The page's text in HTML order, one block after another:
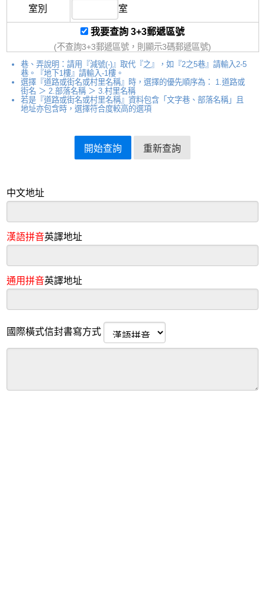
室別 室
我要查詢 3+3郵遞區號
(不查詢3+3郵遞區號，則顯示3碼郵遞區號)
巷、弄說明：請用『減號(-)』取代『之』，如『2之5巷』請輸入2-5
巷。『地下1樓』請輸入-1樓。
選擇『道路或街名或村里名稱』時，選擇的優先順序為： 1.道路或
街名 ＞ 2.部落名稱 ＞ 3.村里名稱
若是『道路或街名或村里名稱』資料包含「文字巷、部落名稱」且
地址亦包含時，選擇符合度較高的選項
中文地址
漢語拼音英譯地址
通用拼音英譯地址
國際橫式信封書寫方式